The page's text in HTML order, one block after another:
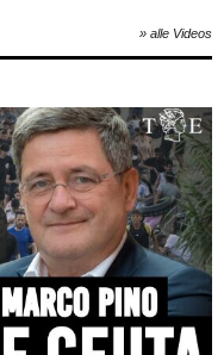
» alle Videos